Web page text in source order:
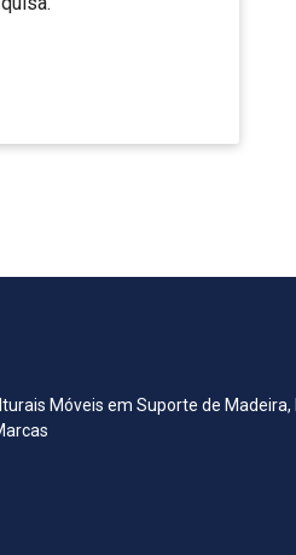
Móveis em Suporte de Madeira,